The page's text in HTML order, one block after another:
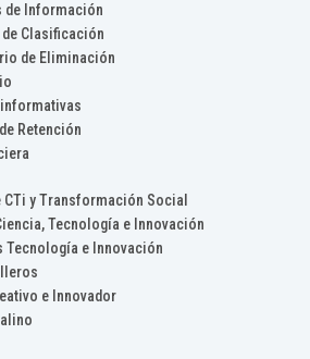
de Información
de Clasificación
de Eliminación
informativas
Retención
y Transformación Social
Tecnología e Innovación
Tecnología e Innovación
e Innovador